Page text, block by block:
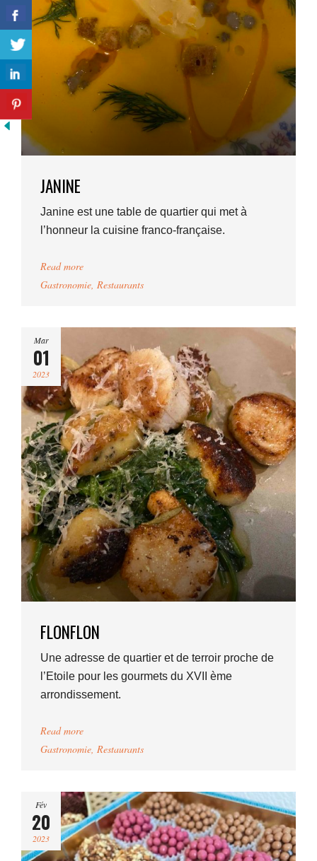
JANINE
Janine est une table de quartier qui met à
l’honneur la cuisine franco-française.
Read more
Gastronomie, Restaurants
Mar
01
2023
FLONFLON
Une adresse de quartier et de terroir proche de
l’Etoile pour les gourmets du XVII ème
arrondissement.
Read more
Gastronomie, Restaurants
Fév
20
2023